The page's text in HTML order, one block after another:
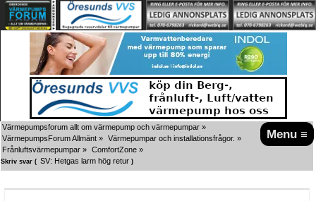
Menu ≡
Värmepumpsforum allt om värmepump och värmepumpar »
VärmepumpsForum Allmänt » Värmepumpar och installationsfrågor. »
Frånluftsvärmepumpar » ComfortZone »
Skriv svar ( SV: Hetgas larm hög retur )